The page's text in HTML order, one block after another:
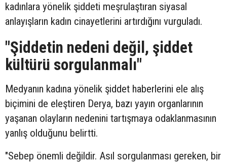
kadınlara yönelik şiddeti meşrulaştıran siyasal
anlayışların kadın cinayetlerini artırdığını vurguladı.
"Şiddetin nedeni değil, şiddet
kültürü sorgulanmalı"
Medyanın kadına yönelik şiddet haberlerini ele alış
biçimini de eleştiren Derya, bazı yayın organlarının
yaşanan olayların nedenini tartışmaya odaklanmasının
yanlış olduğunu belirtti.
"Sebep önemli değildir. Asıl sorgulanması gereken, bir